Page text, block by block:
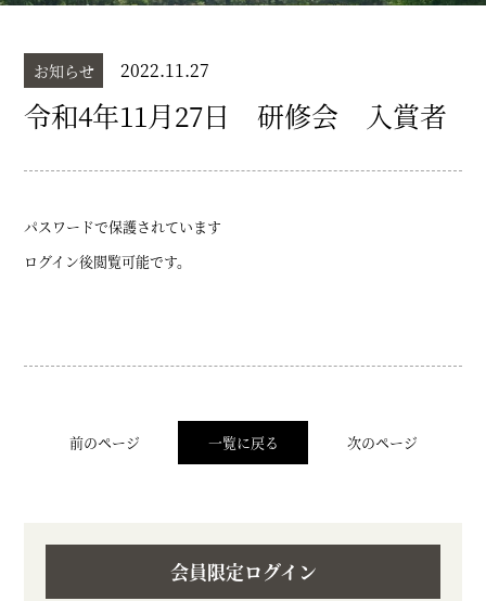
お知らせ 2022.11.27
令和4年11月27日 研修会 入賞者
パスワードで保護されています
ログイン後閲覧可能です。
前のページ 一覧に戻る 次のページ
会員限定ログイン